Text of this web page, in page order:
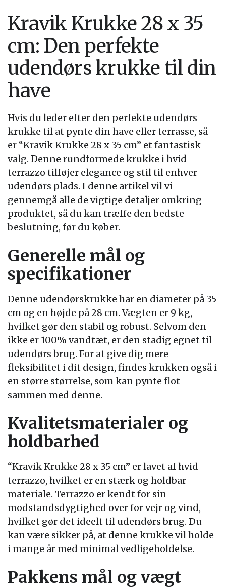
Kravik Krukke 28 x 35
cm: Den perfekte
udendørs krukke til din
have
Hvis du leder efter den perfekte udendørs
krukke til at pynte din have eller terrasse, så
er “Kravik Krukke 28 x 35 cm” et fantastisk
valg. Denne rundformede krukke i hvid
terrazzo tilføjer elegance og stil til enhver
udendørs plads. I denne artikel vil vi
gennemgå alle de vigtige detaljer omkring
produktet, så du kan træffe den bedste
beslutning, før du køber.
Generelle mål og
specifikationer
Denne udendørskrukke har en diameter på 35
cm og en højde på 28 cm. Vægten er 9 kg,
hvilket gør den stabil og robust. Selvom den
ikke er 100% vandtæt, er den stadig egnet til
udendørs brug. For at give dig mere
fleksibilitet i dit design, findes krukken også i
en større størrelse, som kan pynte flot
sammen med denne.
Kvalitetsmaterialer og
holdbarhed
“Kravik Krukke 28 x 35 cm” er lavet af hvid
terrazzo, hvilket er en stærk og holdbar
materiale. Terrazzo er kendt for sin
modstandsdygtighed over for vejr og vind,
hvilket gør det ideelt til udendørs brug. Du
kan være sikker på, at denne krukke vil holde
i mange år med minimal vedligeholdelse.
Pakkens mål og vægt